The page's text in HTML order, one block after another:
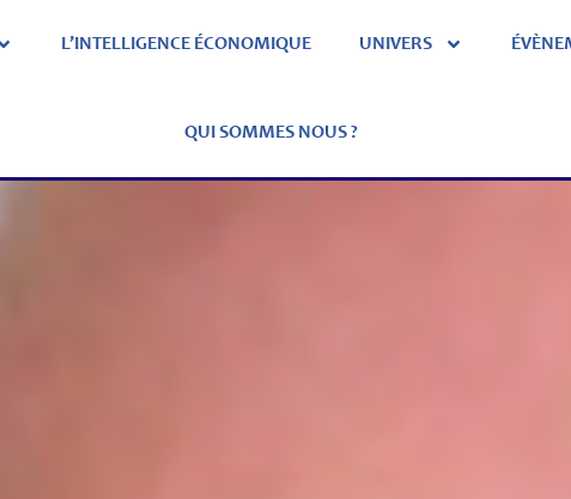
L’INTELLIGENCE ÉCONOMIQUE UNIVERS
QUI SOMMES NOUS ?